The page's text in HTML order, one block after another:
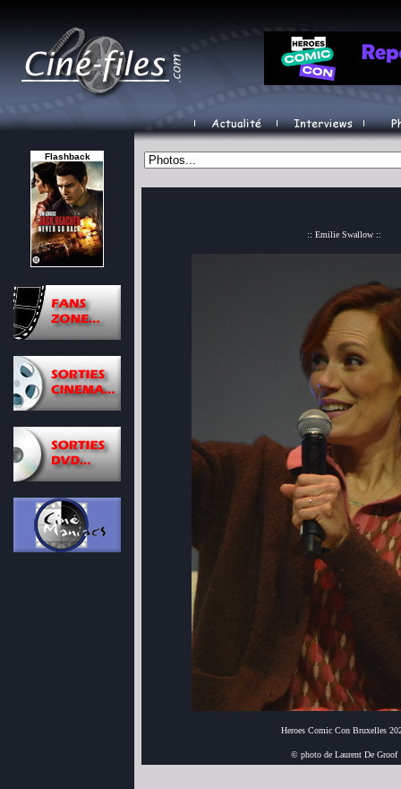
Flashback
:: Emilie Swallow ::
Heroes Comic Con Bruxelles
© photo de Laurent De Groof